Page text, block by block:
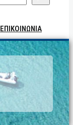
ΕΠΙΚΟΙΝΩΝΙΑ